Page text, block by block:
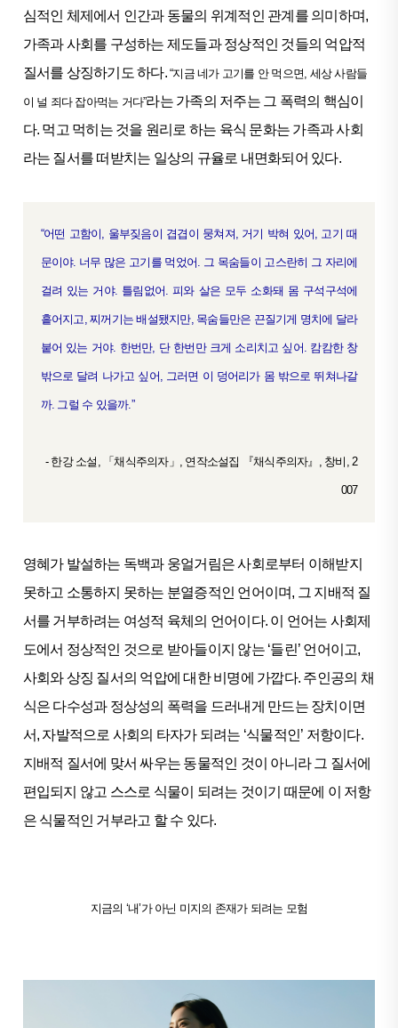
심적인 체제에서 인간과 동물의 위계적인 관계를 의미하며,
가족과 사회를 구성하는 제도들과 정상적인 것들의 억압적
질서를 상징하기도 하다.“지금 네가 고기를 안 먹으면, 세상 사람들
이 널 죄다 잡아먹는 거다”라는 가족의 저주는 그 폭력의 핵심이
다. 먹고 먹히는 것을 원리로 하는 육식 문화는 가족과 사회
라는 질서를 떠받치는 일상의 규율로 내면화되어 있다.
“어떤 고함이, 울부짖음이 겹겹이 뭉쳐져, 거기 박혀 있어, 고기 때
문이야. 너무 많은 고기를 먹었어. 그 목숨들이 고스란히 그 자리에
걸려 있는 거야. 틀림없어. 피와 살은 모두 소화돼 몸 구석구석에
흩어지고, 찌꺼기는 배설됐지만, 목숨들만은 끈질기게 명치에 달라
붙어 있는 거야. 한번만, 단 한번만 크게 소리치고 싶어. 캄캄한 창
밖으로 달려 나가고 싶어, 그러면 이 덩어리가 몸 밖으로 뛰쳐나갈
까. 그럴 수 있을까.”
- 한강 소설, 「채식주의자」, 연작소설집 『채식주의자』, 창비, 2
007
영혜가 발설하는 독백과 웅얼거림은 사회로부터 이해받지
못하고 소통하지 못하는 분열증적인 언어이며, 그 지배적 질
서를 거부하려는 여성적 육체의 언어이다. 이 언어는 사회제
도에서 정상적인 것으로 받아들이지 않는 ‘들린’ 언어이고,
사회와 상징 질서의 억압에 대한 비명에 가깝다. 주인공의 채
식은 다수성과 정상성의 폭력을 드러내게 만드는 장치이면
서, 자발적으로 사회의 타자가 되려는 ‘식물적인’ 저항이다.
지배적 질서에 맞서 싸우는 동물적인 것이 아니라 그 질서에
편입되지 않고 스스로 식물이 되려는 것이기 때문에 이 저항
은 식물적인 거부라고 할 수 있다.
지금의 ‘내’가 아닌 미지의 존재가 되려는 모험